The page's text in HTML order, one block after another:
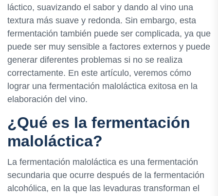
láctico, suavizando el sabor y dando al vino una
textura más suave y redonda. Sin embargo, esta
fermentación también puede ser complicada, ya que
puede ser muy sensible a factores externos y puede
generar diferentes problemas si no se realiza
correctamente. En este artículo, veremos cómo
lograr una fermentación maloláctica exitosa en la
elaboración del vino.
¿Qué es la fermentación
maloláctica?
La fermentación maloláctica es una fermentación
secundaria que ocurre después de la fermentación
alcohólica, en la que las levaduras transforman el